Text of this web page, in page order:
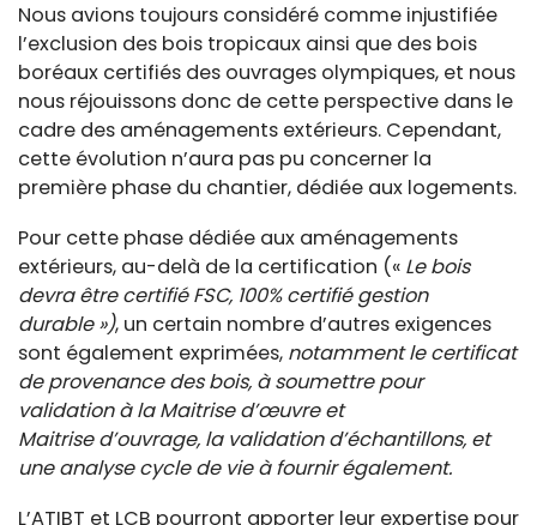
Nous avions toujours considéré comme injustifiée
l’exclusion des bois tropicaux ainsi que des bois
boréaux certifiés des ouvrages olympiques, et nous
nous réjouissons donc de cette perspective dans le
cadre des aménagements extérieurs. Cependant,
cette évolution n’aura pas pu concerner la
première phase du chantier, dédiée aux logements.
Pour cette phase dédiée aux aménagements
extérieurs, au-delà de la certification (« Le bois
devra être certifié FSC, 100% certifié gestion
durable »), un certain nombre d’autres exigences
sont également exprimées, notamment le certificat
de provenance des bois, à soumettre pour
validation à la Maitrise d’œuvre et
Maitrise d’ouvrage, la validation d’échantillons, et
une analyse cycle de vie à fournir également.
L’ATIBT et LCB pourront apporter leur expertise pour